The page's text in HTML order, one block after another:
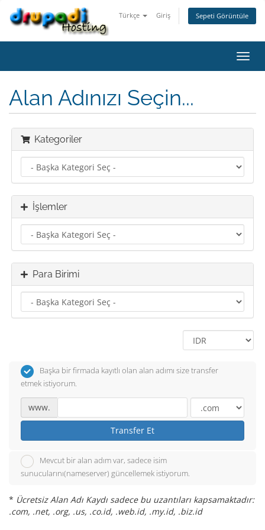
Türkçe Giriş Sepeti Görüntüle
Alan Adınızı Seçin...
Kategoriler
İşlemler
Para Birimi
Başka bir firmada kayıtlı olan alan adımı size transfer
etmek istiyorum.
www.
Transfer Et
Mevcut bir alan adım var, sadece isim
sunucularını(nameserver) güncellemek istiyorum.
* Ücretsiz Alan Adı Kaydı sadece bu uzantıları kapsamaktadır:
.com, .net, .org, .us, .co.id, .web.id, .my.id, .biz.id